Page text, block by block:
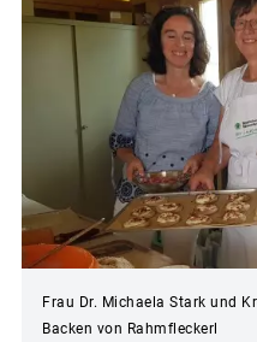
Frau Dr. Michaela Stark und
Backen von Rahmfleckerl